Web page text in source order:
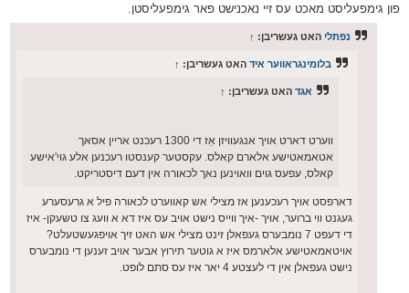
פון גימפעליסט מאכט עס זיי נאכנישט פאר גימפעליסטן.
נפתלי האט געשריבן: ↑
בלומינגראווער איד האט געשריבן: ↑
אגד האט געשריבן: ↑
ווערט דארט אויך אנגעוויזן אַז די 1300 רעכנט אריין אסאך
אטאמאטישע אלארם קאלס. עקסטער קענסטו רעכנען אלע גוי'אישע
קאלס, עפעס גוים וואוינען נאך לכאורה אין דעם דיסטריקט.
דארפסט אויך רעכענען אז מצילי אש קאווערט לכאורה פיל א גרעסערע
געגנט ווי ברוער, אויך -איך ווייס נישט אויב עס איז דא א וועג צו טשעקן- איז
די דעפט 7 נומבערס געפאלן זינט מצילי אש האט זיך אויפגעשטעלט?
אויטאמאטישע אלארמס איז א גוטער תירוץ אבער אויב זענען די נומבערס
נישט געפאלן אין די לעצטע 4 יאר איז עס סתם לופט.